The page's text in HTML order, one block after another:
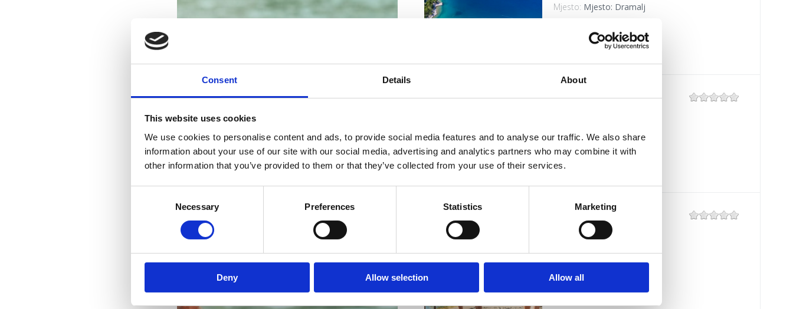
Consent Details About
This website uses cookies
We use cookies to personalise content and ads, to provide social media features and to analyse our traffic. We also share
information about your use of our site with our social media, advertising and analytics partners who may combine it with
other information that you’ve provided to them or that they’ve collected from your use of their services.
Necessary Preferences Statistics Marketing
Deny Allow selection Allow all
VIŠE INFORMACIJA
Mjesto: Mjesto: Dramalj
VIŠE INFORMACIJA
GRABROVA
LANTERNA
Mjesto: Dramalj